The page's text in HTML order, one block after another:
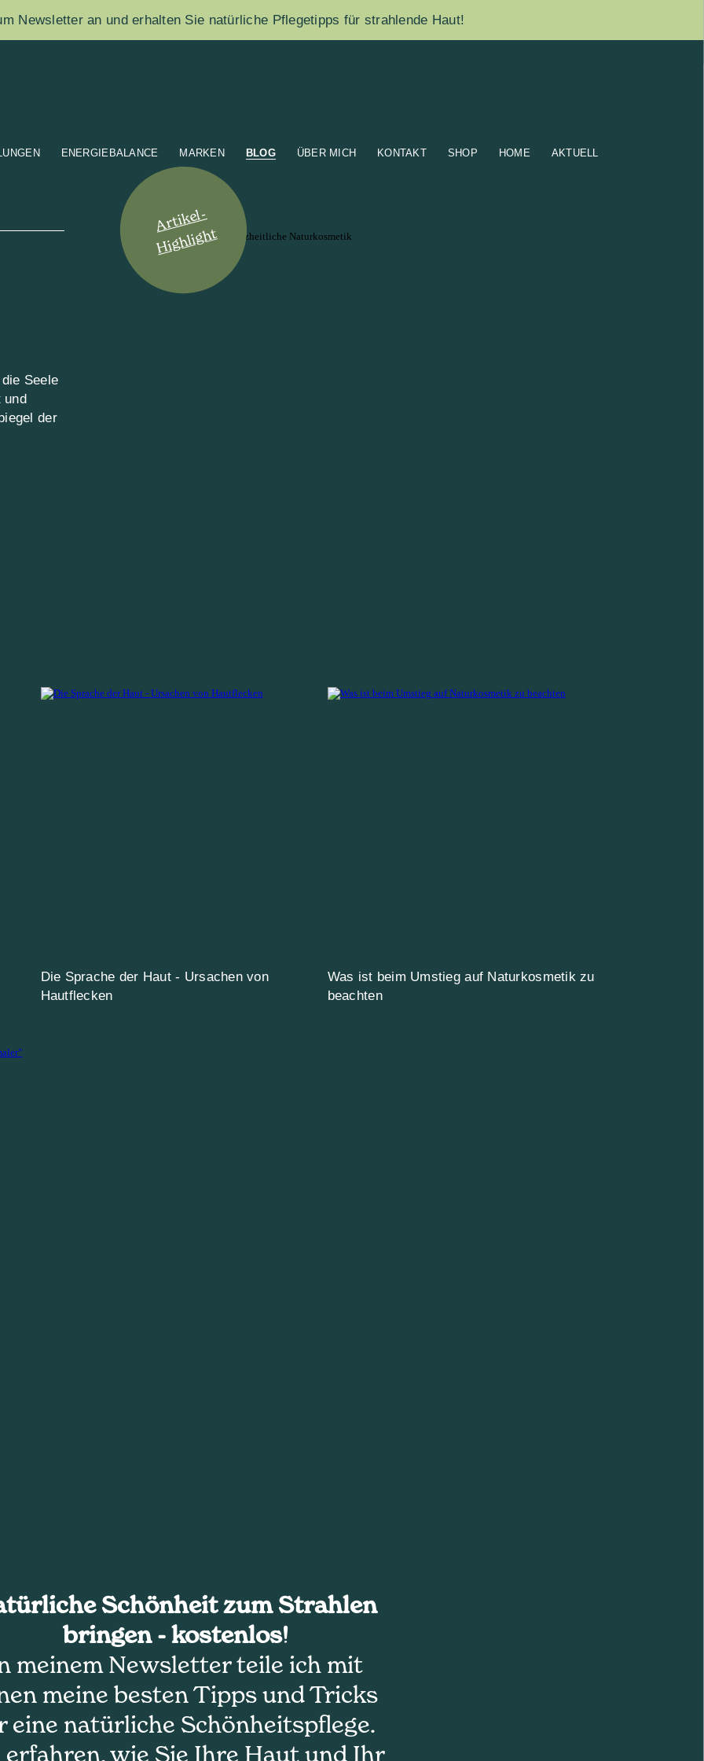
Newsletter an und erhalten Sie natürliche Pflegetipps für strahlende Haut!
ENERGIEBALANCE MARKEN BLOG ÜBER MICH KONTAKT SHOP HOME AKTUELL
Seele
und
der
Artikel-
Highlight
Die Sprache der Haut - Ursachen von
Hautflecken
Was ist beim Umstieg auf Naturkosmetik zu
beachten
Schönheit zum Strahlen
bringen - kostenlos!
meinem Newsletter teile ich mit
meine besten Tipps und Tricks
eine natürliche Schönheitspflege.
erfahren, wie Sie Ihre Haut und Ihr